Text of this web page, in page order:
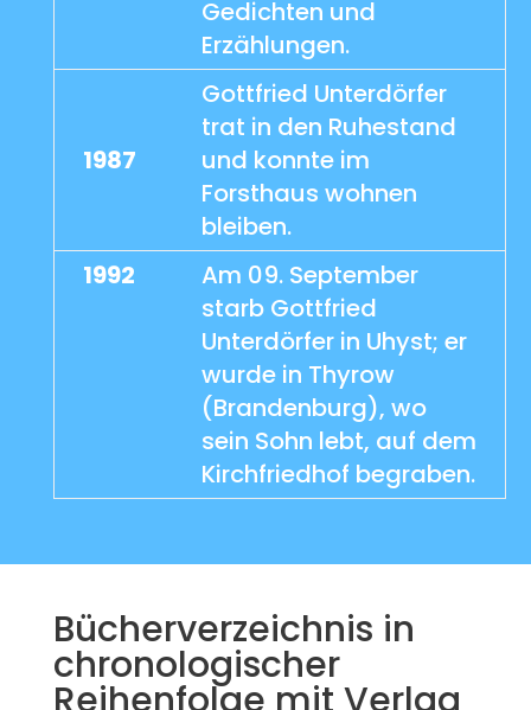
Gedichten und
Erzählungen.
1987
Gottfried Unterdörfer
trat in den Ruhestand
und konnte im
Forsthaus wohnen
bleiben.
1992
Am 09. September
starb Gottfried
Unterdörfer in Uhyst; er
wurde in Thyrow
(Brandenburg), wo
sein Sohn lebt, auf dem
Kirchfriedhof begraben.
Bücherverzeichnis in
chronologischer